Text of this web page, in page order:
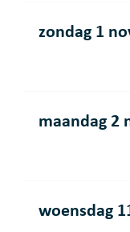
zondag 1
maandag 2
woensdag